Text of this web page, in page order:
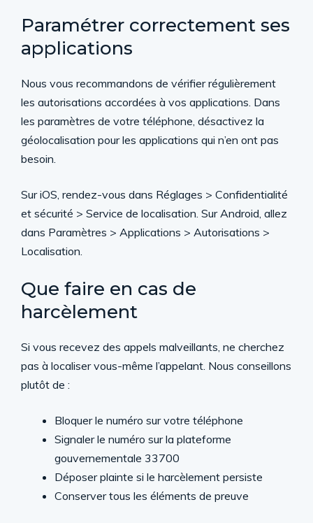
Paramétrer correctement ses
applications
Nous vous recommandons de vérifier régulièrement
les autorisations accordées à vos applications. Dans
les paramètres de votre téléphone, désactivez la
géolocalisation pour les applications qui n’en ont pas
besoin.
Sur iOS, rendez-vous dans Réglages > Confidentialité
et sécurité > Service de localisation. Sur Android, allez
dans Paramètres > Applications > Autorisations >
Localisation.
Que faire en cas de
harcèlement
Si vous recevez des appels malveillants, ne cherchez
pas à localiser vous-même l’appelant. Nous conseillons
plutôt de :
Bloquer le numéro sur votre téléphone
Signaler le numéro sur la plateforme
gouvernementale 33700
Déposer plainte si le harcèlement persiste
Conserver tous les éléments de preuve